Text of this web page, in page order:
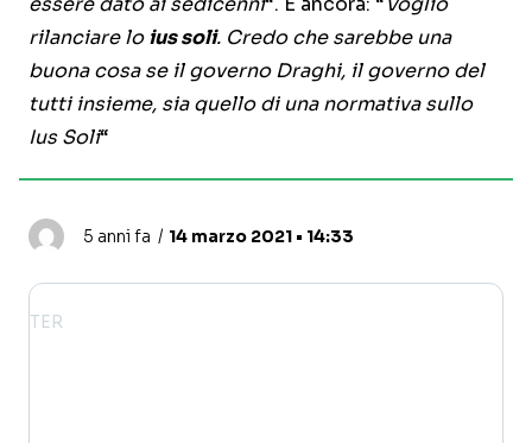
rilanciare loius soli. Credo che sarebbe una
buona cosa se il governo Draghi, il governo del
tutti insieme, sia quello di una normativa sullo
Ius Soli“
5 anni fa 14 marzo 2021 • 14:33